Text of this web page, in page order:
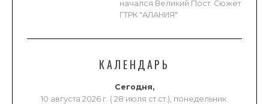
начался Великий Пост. Сюжет
ГТРК "АЛАНИЯ"
КАЛЕНДАРЬ
Сегодня,
10 августа 2026 г. ( 28 июля ст.ст.), понедельник.